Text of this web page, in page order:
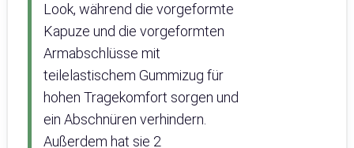
Look, während die vorgeformte
Kapuze und die vorgeformten
Armabschlüsse mit
teilelastischem Gummizug für
hohen Tragekomfort sorgen und
ein Abschnüren verhindern.
Außerdem hat sie 2